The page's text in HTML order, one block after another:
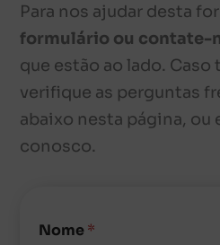
Para nos ajudar desta
formulário ou contate-
que estão ao lado. Caso
verifique as perguntas
abaixo nesta página,
conosco.
Nome*